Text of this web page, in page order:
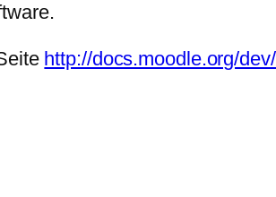
http://docs.moodle.org/